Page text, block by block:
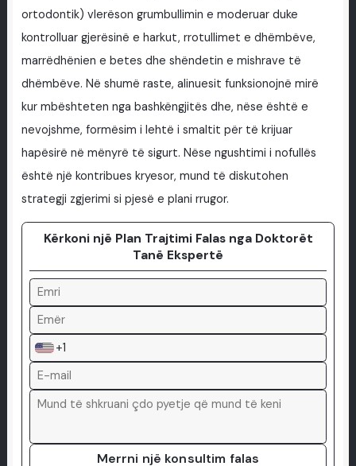
ortodontik) vlerëson grumbullimin e moderuar duke
kontrolluar gjerësinë e harkut, rrotullimet e dhëmbëve,
marrëdhënien e betes dhe shëndetin e mishrave të
dhëmbëve. Në shumë raste, alinuesit funksionojnë mirë
kur mbështeten nga bashkëngjitës dhe, nëse është e
nevojshme, formësim i lehtë i smaltit për të krijuar
hapësirë në mënyrë të sigurt. Nëse ngushtimi i nofullës
është një kontribues kryesor, mund të diskutohen
strategji zgjerimi si pjesë e plani rrugor.
Kërkoni një Plan Trajtimi Falas nga Doktorët
Tanë Ekspertë
+1
Merrni një konsultim falas